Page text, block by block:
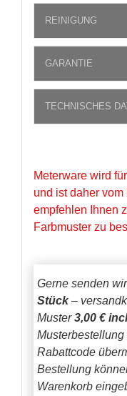
REINIGUNG
GARANTIE
TECHNISCHES
Meterware wird
und ist daher
empfehlen Ihnen
Farbmuster zu
Gerne senden
Stück–
Muster3,00 €
Rabattcode
Bestellung
Warenkorb